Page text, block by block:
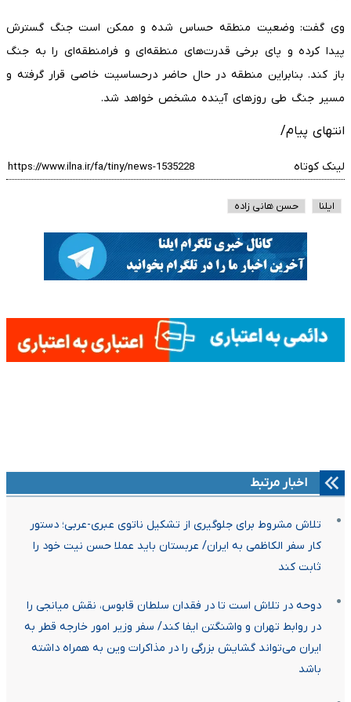
وی گفت: وضعیت منطقه حساس شده و ممکن است جنگ گسترش
پیدا کرده و پای برخی قدرت‌های منطقه‌ای و فرامنطقه‌ای را به جنگ
باز کند. بنابراین منطقه در حال حاضر درحساسیت خاصی قرار گرفته و
مسیر جنگ طی روزهای آینده مشخص خواهد شد.
انتهای پیام/
لینک کوتاه
ایلنا حسن هانی زاده
اخبار مرتبط
تلاش مشروط برای جلوگیری از تشکیل ناتوی عبری-عربی؛ دستور
کار سفر الکاظمی به ایران/ عربستان باید عملا حسن نیت خود را
ثابت کند
دوحه در تلاش است تا در فقدان سلطان قابوس، نقش میانجی را
در روابط تهران و واشنگتن ایفا کند/ سفر وزیر امور خارجه قطر به
ایران می‌تواند گشایش بزرگی را در مذاکرات وین به همراه داشته
باشد